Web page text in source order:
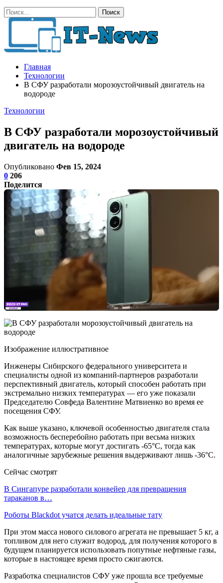
Главная
Технологии
В СФУ разработали морозоустойчивый двигатель на
водороде
Технологии
В СФУ разработали морозоустойчивый
двигатель на водороде
Опубликовано Фев 15, 2024
0 206
Поделится
Изображение иллюстративное
Инженеры Сибирского федерального университета и
специалисты одной из компаний-партнеров разработали
перспективный двигатель, который способен работать при
экстремально низких температурах — его уже показали
Председателю Совфеда Валентине Матвиенко во время ее
посещения СФУ.
Как выше указано, ключевой особенностью двигателя стала
возможность бесперебойно работать при весьма низких
температурах, которые могут достигать -65°С, тогда как
аналогичные зарубежные решения выдерживают лишь -36°С.
Сейчас смотрят
В Сингапуре разработали конвейер для превращения
тараканов в…
Роботы Blackdot учатся делать идеальные тату
При этом масса нового силового агрегата не превышает 5 кг, а
топливом для него служит водород, для получения которого в
будущем планируется использовать попутные нефтяные газы,
которые в настоящее время просто сжигаются.
Разработка специалистов СФУ уже прошла все требуемые